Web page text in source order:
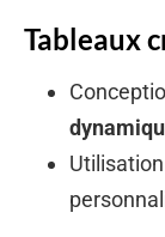
Tableaux